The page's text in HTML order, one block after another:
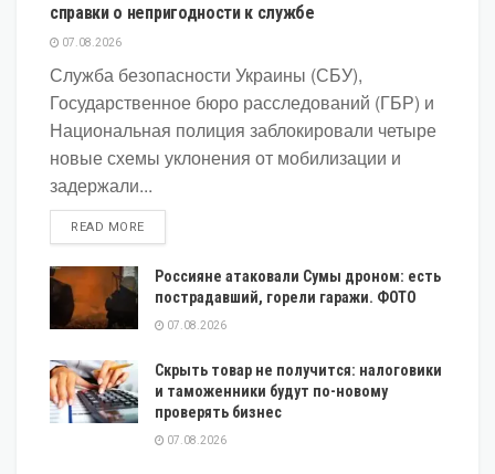
справки о непригодности к службе
07.08.2026
Служба безопасности Украины (СБУ),
Государственное бюро расследований (ГБР) и
Национальная полиция заблокировали четыре
новые схемы уклонения от мобилизации и
задержали...
READ MOREDETAILS
Россияне атаковали Сумы дроном: есть
пострадавший, горели гаражи. ФОТО
07.08.2026
Скрыть товар не получится: налоговики
и таможенники будут по-новому
проверять бизнес
07.08.2026